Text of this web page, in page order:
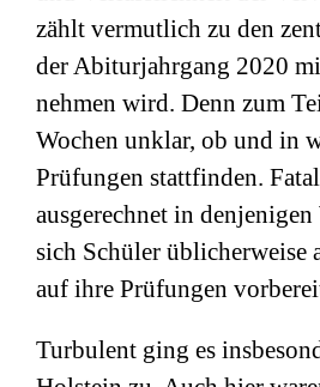
zählt vermutlich zu den
der Abiturjahrgang 2020
nehmen wird. Denn zum
Wochen unklar, ob und in
Prüfungen stattfinden.
ausgerechnet in
sich Schüler üblicherweise
auf ihre Prüfungen
Turbulent ging es